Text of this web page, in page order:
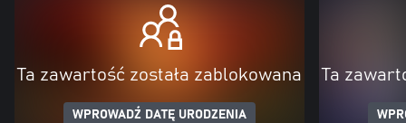
Ta zawartość została zablokowana
WPROWADŹ DATĘ URODZENIA
Ta